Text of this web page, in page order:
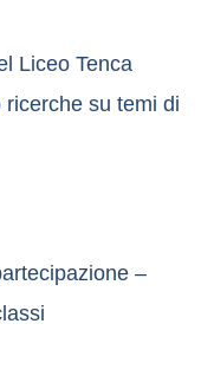
Liceo Tenca
ricerche su temi di
–